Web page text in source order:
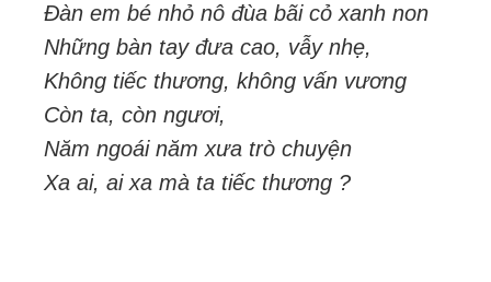
Đàn em bé nhỏ nô đùa bãi cỏ xanh non
Những bàn tay đưa cao, vẫy nhẹ,
Không tiếc thương, không vấn vương
Còn ta, còn ngươi,
Năm ngoái năm xưa trò chuyện
Xa ai, ai xa mà ta tiếc thương ?